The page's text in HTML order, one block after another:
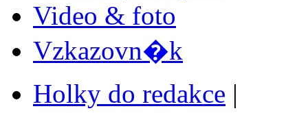
Video & foto
Vzkazovn�k
Holky do redakce |